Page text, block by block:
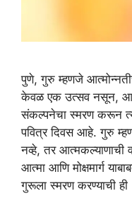
पुणे, गुरु म्हणजे
केवळ एक उत्सव नसून,
संकल्पनेचा स्मरण करून
पवित्र दिवस आहे. गुरु
नव्हे, तर आत्मकल्याणाची
आत्मा आणि मोक्षमार्ग
गुरूला स्मरण करण्याची